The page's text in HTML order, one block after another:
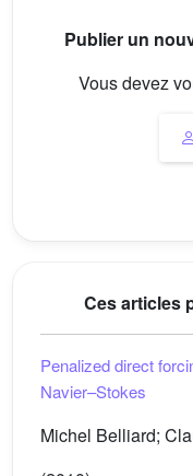
Publier un
Vous devez
Ces articles
Penalized direct
Navier–Stokes
Michel Belliard;